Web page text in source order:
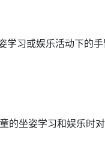
学习或娱乐活动下的
的坐姿学习和娱乐时